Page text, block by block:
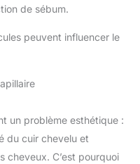
de sébum.
peuvent influencer le
un problème esthétique :
du cuir chevelu et
cheveux. C’est pourquoi